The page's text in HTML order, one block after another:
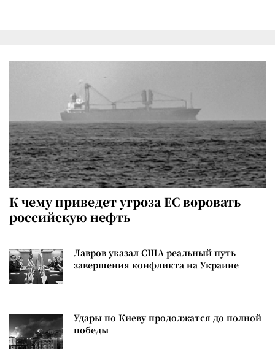
К чему приведет угроза ЕС воровать
российскую нефть
Лавров указал США реальный путь
завершения конфликта на Украине
Удары по Киеву продолжатся до полной
победы